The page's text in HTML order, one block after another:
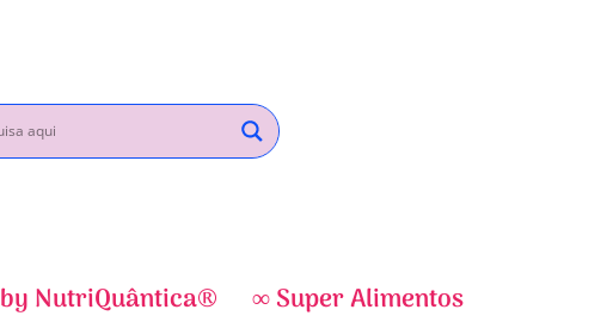
NutriQuântica®
∞ Super Alimentos